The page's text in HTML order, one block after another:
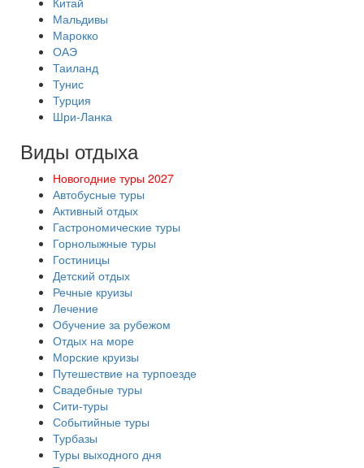
Мальдивы
Марокко
ОАЭ
Таиланд
Тунис
Турция
Шри-Ланка
Виды отдыха
Новогодние туры 2027
Автобусные туры
Активный отдых
Гастрономические туры
Горнолыжные туры
Гостиницы
Детский отдых
Речные круизы
Лечение
Обучение за рубежом
Отдых на море
Морские круизы
Путешествие на турпоезде
Свадебные туры
Сити-туры
Событийные туры
Турбазы
Туры выходного дня